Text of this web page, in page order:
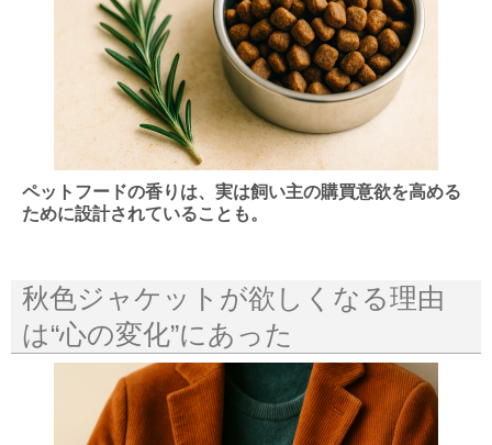
ペットフードの香りは、実は飼い主の購買意欲を高める
ために設計されていることも。
秋色ジャケットが欲しくなる理由
は“心の変化”にあった